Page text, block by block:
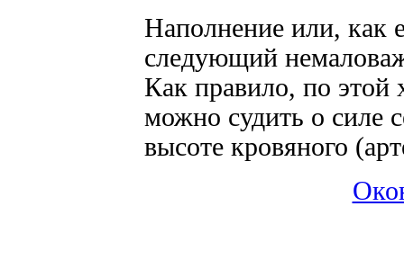
Наполнение или, как
следующий
Как правило, по этой
можно судить о силе
высоте кровяного